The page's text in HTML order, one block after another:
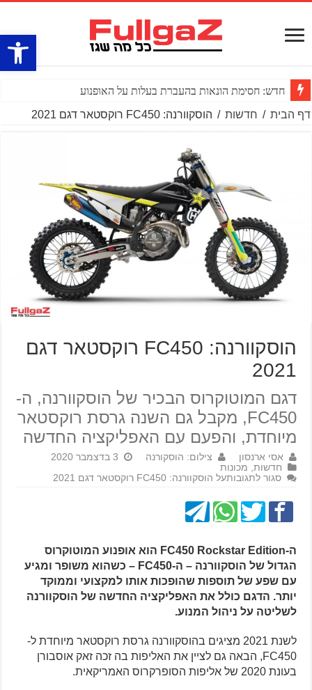
פתח
חדש: חסימת הונאות בהעברת בעלות על האופנוע
דף הבית / חדשות / הוסקוורנה: FC450 רוקסטאר דגם 2021
הוסקוורנה: FC450 רוקסטאר דגם
2021
דגם המוטוקרוס הבכיר של הוסקוורנה, ה-
FC450, מקבל גם השנה גרסת רוקסטאר
מיוחדת, והפעם עם האפליקציה החדשה
אסי ארנסון צילום: הוסקורנה
3 בדצמבר 2020
חדשות, מכונות
סגור לתגובותעל הוסקוורנה: FC450 רוקסטאר דגם 2021
ה-FC450 Rockstar Edition הוא אופנוע המוטוקרוס
הגדול של הוסקוורנה – ה-FC450 – כשהוא משופר ומגיע
עם שפע של תוספות שהופכות אותו למקצועי וממוקד
יותר. הדגם כולל את האפליקציה החדשה של הוסקוורנה
לשליטה על ניהול המנוע.
לשנת 2021 מציגים בהוסקוורנה גרסת רוקסטאר מיוחדת ל-
FC450, הבאה גם לציין את האליפות בה זכה זאק אוסבורן
בעונת 2020 של אליפות הסופרקרוס האמריקאית.